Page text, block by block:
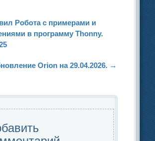
n
и
ть
навигация
Робота с примерами и
в программу Thonny.
Orion на 29.04.2026. →